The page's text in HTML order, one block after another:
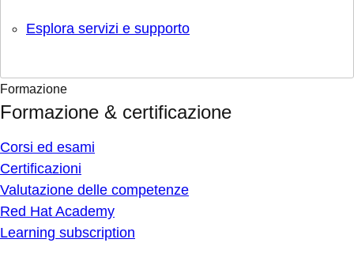
Esplora servizi e supporto
Formazione
Formazione & certificazione
Corsi ed esami
Certificazioni
Valutazione delle competenze
Red Hat Academy
Learning subscription